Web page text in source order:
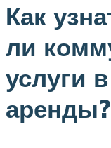
Как
ли
услуги
аренды?